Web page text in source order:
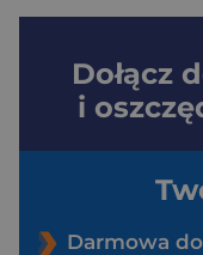
Dołącz
i
Darmowa